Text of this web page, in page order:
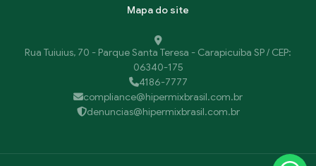
Mapa do site
Rua Tuiuius, 70 - Parque Santa Teresa - Carapicuíba SP / CEP:
06340-175
4186-7777
compliance@hipermixbrasil.com.br
denuncias@hipermixbrasil.com.br